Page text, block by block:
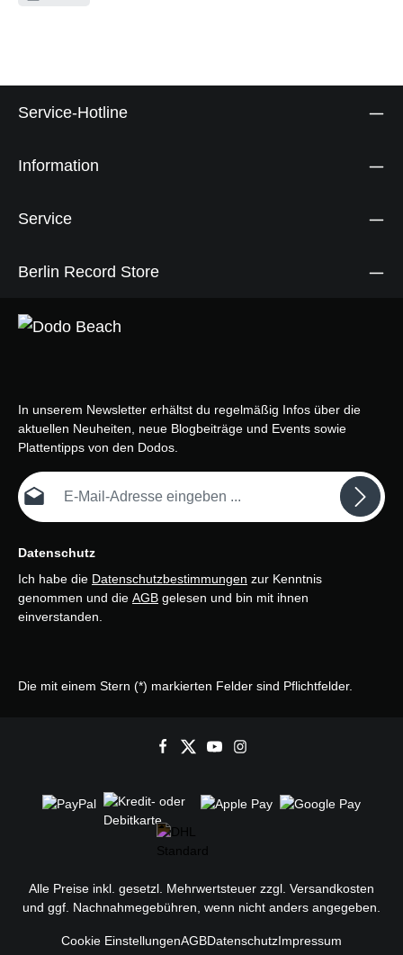
Service-Hotline
Information
Service
Berlin Record Store
In unserem Newsletter erhältst du regelmäßig Infos über die
aktuellen Neuheiten, neue Blogbeiträge und Events sowie
Plattentipps von den Dodos.
E-Mail-Adresse*
Datenschutz
Ich habe die Datenschutzbestimmungen zur Kenntnis
genommen und die AGB gelesen und bin mit ihnen
einverstanden.
Die mit einem Stern (*) markierten Felder sind Pflichtfelder.
Alle Preise inkl. gesetzl. Mehrwertsteuer zzgl. Versandkosten
und ggf. Nachnahmegebühren, wenn nicht anders angegeben.
Cookie EinstellungenAGBDatenschutzImpressum